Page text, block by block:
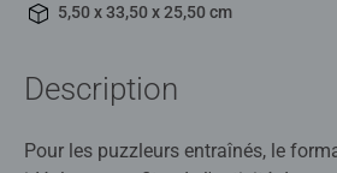
5,50 x 33,50 x 25,50 cm
Description
Pour les puzzleurs entraînés, le